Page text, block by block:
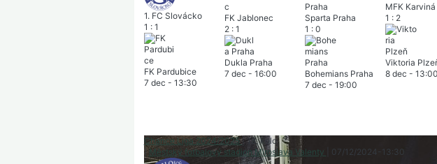
1. FC Slovácko
1 : 1
FK Pardubice
7 dec - 13:30
FK Jablonec
2 : 1
Dukla Praha
7 dec - 16:00
Sparta Praha
1 : 0
Bohemians Praha
7 dec - 19:00
MFK Karviná
1 : 2
Viktoria
8 dec - 13:00
Chance Liga 2024/2025| 18. kolo
| Městský fotbalový stadion Miroslava Valenty 07/12/2024 - 13:30